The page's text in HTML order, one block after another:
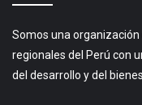
Somos una
regionales del Perú con
del desarrollo y del